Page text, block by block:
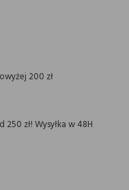
200 zł
zł! Wysyłka w 48H